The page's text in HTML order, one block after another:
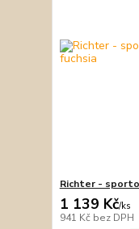
Richter -
1 139 Kč/ks
941 Kč bez DPH